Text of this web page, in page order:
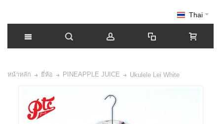
Thai
หน้าหลัก ยี่ห้อ PINEAPPLE JUICE Ukulele Lei White